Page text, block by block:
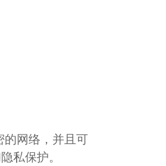
的网络，并且可
私保护。